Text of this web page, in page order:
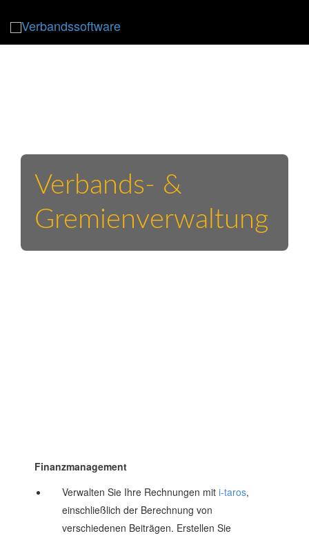
Verbands- &
Gremienverwaltung
Finanzmanagement
Verwalten Sie Ihre Rechnungen mit i-taros,
einschließlich der Berechnung von
verschiedenen Beiträgen. Erstellen Sie